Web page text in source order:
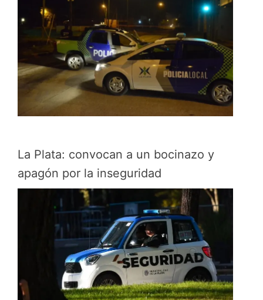
La Plata: convocan a un bocinazo y
apagón por la inseguridad